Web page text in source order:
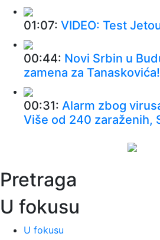
01:07: VIDEO: Test
00:44: Novi Srbin u
zamena za Tanaskovića!
00:31: Alarm zbog
Više od 240 zaraženih,
Na prodaju Opel
00:01: Na današnji dan,
00:01:On će biti
Pretraga
U fokusu
U fokusu